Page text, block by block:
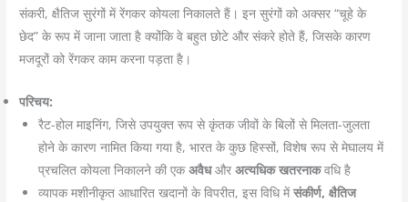
संकरी, क्षैतिज सुरंगों में रेंगकर कोयला निकालते हैं। इन सुरंगों को अक्सर “चूहे के
छेद” के रूप में जाना जाता है क्योंकि वे बहुत छोटे और संकरे होते हैं, जिसके कारण
मजदूरों को रेंगकर काम करना पड़ता है।
परिचय:
रैट-होल माइनिंग, जिसे उपयुक्त रूप से कृंतक जीवों के बिलों से मिलता-जुलता
होने के कारण नामित किया गया है, भारत के कुछ हिस्सों, विशेष रूप से मेघालय में
प्रचलित कोयला निकालने की एकअवैधऔर अत्यधिक खतरनाकवधि है
व्यापक मशीनीकृत आधारित खदानों के विपरीत, इस विधि मेंसंकीर्ण, क्षैतिज